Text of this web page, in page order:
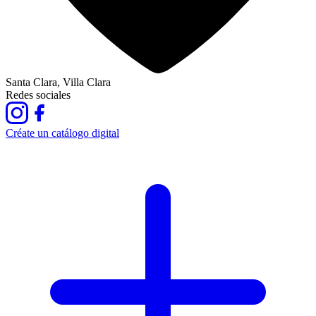
Santa Clara, Villa Clara
Redes sociales
Créate un catálogo digital